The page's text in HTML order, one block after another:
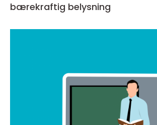
bærekraftig belysning